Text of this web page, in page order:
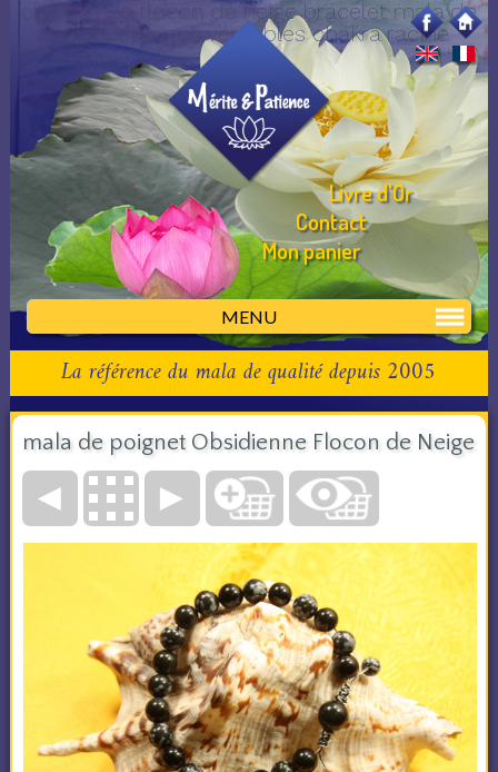
obsidienne flocon de neige bracelet mala de
poignet pierres véritables chakra racine
MENU
Livre d'Or
Contact
Mon panier
La référence du mala de qualité depuis 2005
mala de poignet Obsidienne Flocon de Neige
◄ ►